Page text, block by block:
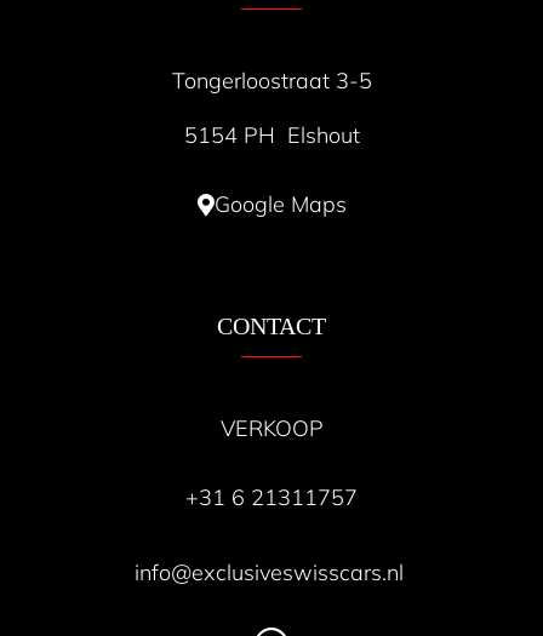
Tongerloostraat 3-5
5154 PH Elshout
Google Maps
CONTACT
VERKOOP
+31 6 21311757
info@exclusiveswisscars.nl